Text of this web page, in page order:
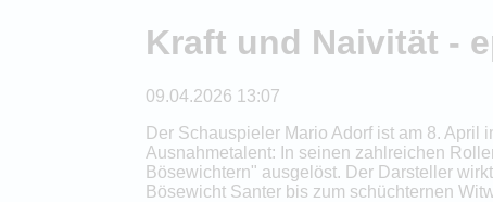
Kraft und Naivität -
09.04.2026 13:07
Der Schauspieler Mario Adorf ist am 8.
Ausnahmetalent: In seinen zahlreichen
Bösewichtern" ausgelöst. Der Darsteller
Bösewicht Santer bis zum schüchternen